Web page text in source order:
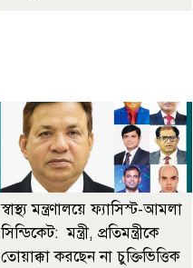
স্বাস্থ্য মন্ত্রণালয়ে ফ্যাসিস্ট-আমলা
সিন্ডিকেট: মন্ত্রী, প্রতিমন্ত্রীকে
তোয়াক্কা করছেন না চুক্তিভিত্তিক